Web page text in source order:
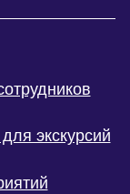
экскурсий